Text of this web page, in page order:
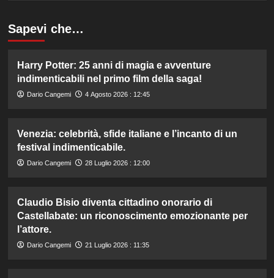
Sapevi che…
Harry Potter: 25 anni di magia e avventure
indimenticabili nel primo film della saga!
Dario Cangemi 4 Agosto 2026 : 12:45
Venezia: celebrità, sfide italiane e l’incanto di un
festival indimenticabile.
Dario Cangemi 28 Luglio 2026 : 12:00
Claudio Bisio diventa cittadino onorario di
Castellabate: un riconoscimento emozionante per
l’attore.
Dario Cangemi 21 Luglio 2026 : 11:35